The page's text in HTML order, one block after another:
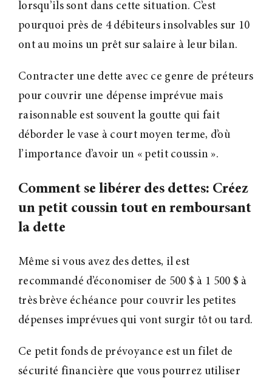
lorsqu’ils sont dans cette situation. C’est
pourquoi près de 4 débiteurs insolvables sur 10
ont au moins un prêt sur salaire à leur bilan.
Contracter une dette avec ce genre de préteurs
pour couvrir une dépense imprévue mais
raisonnable est souvent la goutte qui fait
déborder le vase à court moyen terme, d’où
l’importance d’avoir un « petit coussin ».
Comment se libérer des dettes: Créez
un petit coussin tout en remboursant
la dette
Même si vous avez des dettes, il est
recommandé d’économiser de 500 $ à 1 500 $ à
très brève échéance pour couvrir les petites
dépenses imprévues qui vont surgir tôt ou tard.
Ce petit fonds de prévoyance est un filet de
sécurité financière que vous pourrez utiliser